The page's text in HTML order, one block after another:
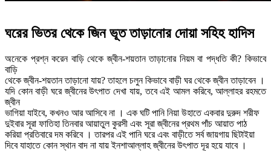
ঘরের ভিতর থেকে জিন ভূত তাড়ানোর দোয়া সহিহ হাদিস
অনেকে প্রশ্ন করেন বাড়ি থেকে জ্বীন-শয়তান তাড়ানোর নিয়ম বা পদ্ধতি কী? কিভাবে
বাড়ি
থেকে জ্বীন-শয়তান তাড়ানো যায়? তাহলে চলুন কিভাবে বাড়ী ঘর থেকে জ্বীন তাড়াবেন ।
যদি কোন বাড়ী ঘরে জ্বীনের উৎপাত দেখা যায়, তবে এই আমল করিবে, আল্লাহর রহমতে
জ্বীন
ভাগিয়া যাইবে, কখনও আর আসিবে না । এক ঘটি পানি নিয়া উহাতে একবার দুরুদ শরীফ
দুইবার সূরা ফাতিহা তিনবার আয়াতুল কুরসী এবং সূরা জ্বীনের প্রথম পাঁচ আয়াত পাঠ
করিয়া প্রতিবারে দম করিবে । তারপর এই পানি ঘরে এবং বাড়ীতে সর্ব জায়গায় ছিটাইয়া
দিবে যাহাতে কোন স্থান বাদ না যায় ইনশাআল্লাহ জ্বীনের উৎপাত দূর হয়ে যাবে ।